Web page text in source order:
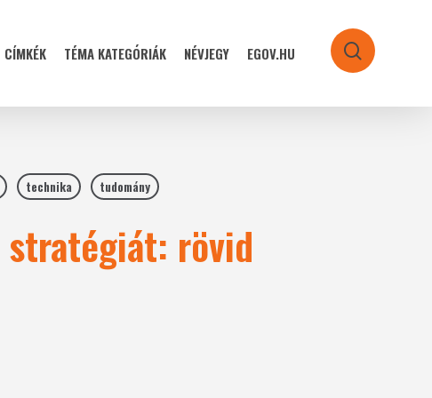
CÍMKÉK TÉMA KATEGÓRIÁK NÉVJEGY EGOV.HU search
technika tudomány
stratégiát: rövid